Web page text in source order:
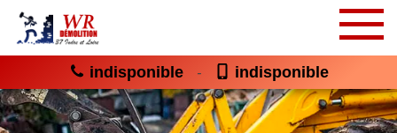
indisponible - indisponible